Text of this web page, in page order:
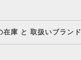
在庫 と 取扱いブランド